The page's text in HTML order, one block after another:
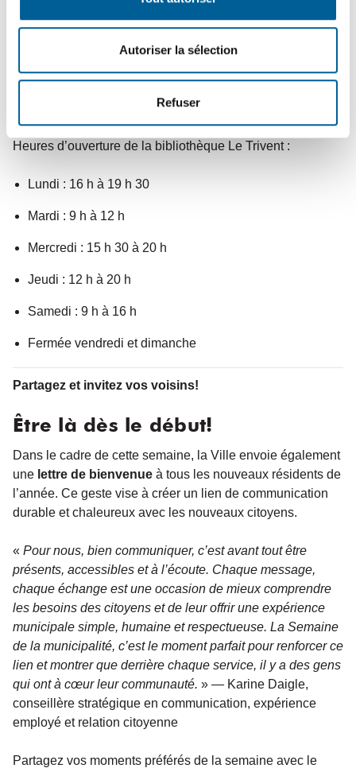
Autoriser la sélection
Refuser
questionnaire par personne)
Heures d’ouverture de la bibliothèque Le Trivent :
Lundi : 16 h à 19 h 30
Mardi : 9 h à 12 h
Mercredi : 15 h 30 à 20 h
Jeudi : 12 h à 20 h
Samedi : 9 h à 16 h
Fermée vendredi et dimanche
Partagez et invitez vos voisins!
Être là dès le début!
Dans le cadre de cette semaine, la Ville envoie également
une lettre de bienvenue à tous les nouveaux résidents de
l’année. Ce geste vise à créer un lien de communication
durable et chaleureux avec les nouveaux citoyens.
« Pour nous, bien communiquer, c’est avant tout être
présents, accessibles et à l’écoute. Chaque message,
chaque échange est une occasion de mieux comprendre
les besoins des citoyens et de leur offrir une expérience
municipale simple, humaine et respectueuse. La Semaine
de la municipalité, c’est le moment parfait pour renforcer ce
lien et montrer que derrière chaque service, il y a des gens
qui ont à cœur leur communauté. » — Karine Daigle,
conseillère stratégique en communication, expérience
employé et relation citoyenne
Partagez vos moments préférés de la semaine avec le